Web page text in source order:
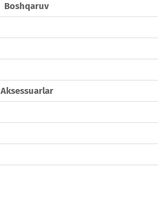
Boshqaruv
Aksessuarlar